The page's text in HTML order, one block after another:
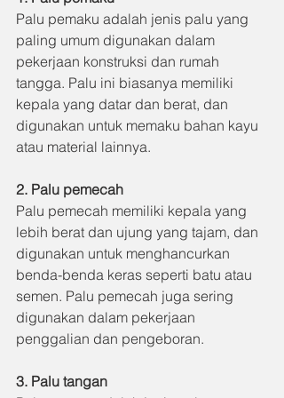
Palu pemaku adalah jenis palu yang
paling umum digunakan dalam
pekerjaan konstruksi dan rumah
tangga. Palu ini biasanya memiliki
kepala yang datar dan berat, dan
digunakan untuk memaku bahan kayu
atau material lainnya.
2. Palu pemecah
Palu pemecah memiliki kepala yang
lebih berat dan ujung yang tajam, dan
digunakan untuk menghancurkan
benda-benda keras seperti batu atau
semen. Palu pemecah juga sering
digunakan dalam pekerjaan
penggalian dan pengeboran.
3. Palu tangan